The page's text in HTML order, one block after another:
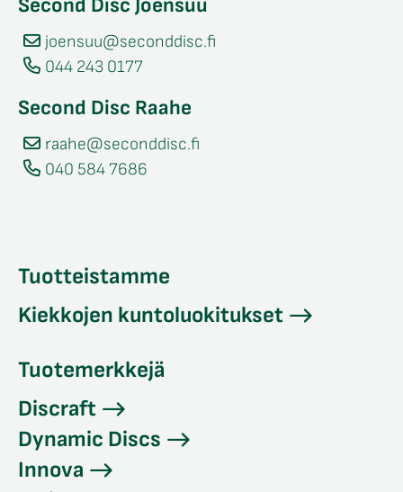
Second Disc Joensuu
joensuu@seconddisc.fi
044 243 0177
Second Disc Raahe
raahe@seconddisc.fi
040 584 7686
Tuotteistamme
Kiekkojen kuntoluokitukset
Tuotemerkkejä
Discraft
Dynamic Discs
Innova